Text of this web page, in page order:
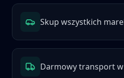
Skup wszystkich
Darmowy transport w